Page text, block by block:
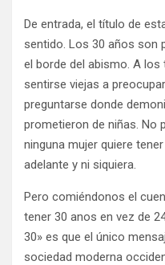
De entrada, el título de
sentido. Los 30 años son
el borde del abismo. A
sentirse viejas a
preguntarse donde
prometieron de niñas. No
ninguna mujer quiere
adelante y ni siquiera.
Pero comiéndonos el
tener 30 anos en vez de
30» es que el único
sociedad moderna